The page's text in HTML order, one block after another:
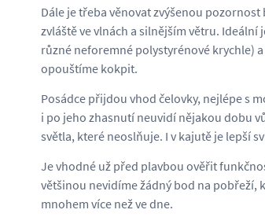
Dále je třeba věnovat zvýšenou
zvláště ve vlnách a silnějším větru.
různé neforemné polystyrénové krychle)
opouštíme kokpit.
Posádce přijdou vhod čelovky, nejlépe s
i po jeho zhasnutí neuvidí nějakou dobu
světla, které neoslňuje. I v kajutě je lepší
Je vhodné už před plavbou ověřit
většinou nevidíme žádný bod na pobřeží,
mnohem více než ve dne.